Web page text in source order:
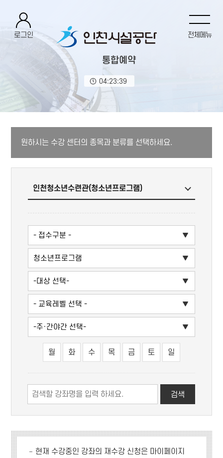
통합예약
04:23:39
전체메뉴
로그인
원하시는 수강 센터의 종목과 분류를 선택하세요.
인천청소년수련관(청소년프로그램)
월 화 수 목 금 토 일
현재 수강중인 강좌의 재수강 신청은 마이페이지